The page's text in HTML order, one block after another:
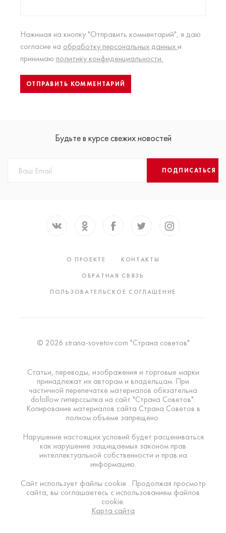
Нажимая на кнопку "Отправить комментарий", я даю
согласие на обработку персональных данных и
принимаю политику конфиденциальности.
Будьте в курсе свежих новостей
ПОДПИСАТЬСЯ
О ПРОЕКТЕ
КОНТАКТЫ
ОБРАТНАЯ СВЯЗЬ
ПОЛЬЗОВАТЕЛЬСКОЕ СОГЛАШЕНИЕ
© 2026 strana-sovetov.com "Страна советов"
Статьи, переводы, изображения и торговые марки
принадлежат их авторам и владельцам. При
частичной перепечатке материалов обязательна
dofollow гиперссылка на сайт "Страна Советов".
Копирование материалов сайта Страна Советов в
полном объеме запрещено.
Нарушение настоящих условий будет расцениваться
как нарушение защищаемых законом прав
интеллектуальной собственности и прав на
информацию.
Сайт использует файлы cookie . Продолжая просмотр
сайта, вы соглашаетесь с использованием файлов
cookie.
Карта сайта